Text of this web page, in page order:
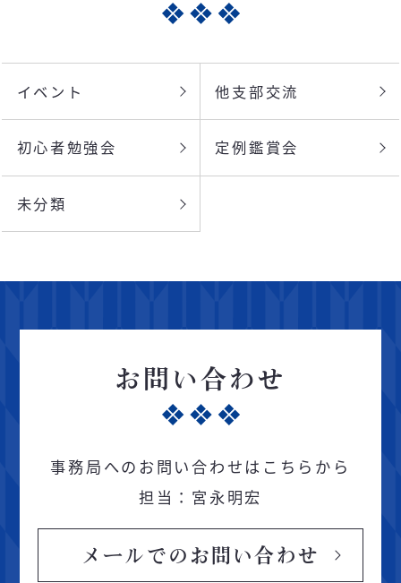
イベント 他支部交流
初心者勉強会 定例鑑賞会
未分類
お問い合わせ
事務局へのお問い合わせはこちらから
担当：宮永明宏
メールでのお問い合わせ